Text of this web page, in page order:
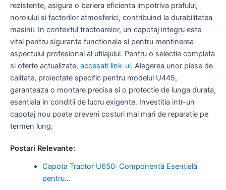
rezistente, asigura o bariera eficienta impotriva prafului,
noroiului si factorilor atmosferici, contribuind la durabilitatea
masinii. In contextul tractoarelor, un capotaj integru este
vital pentru siguranta functionala si pentru mentinerea
aspectului profesional al utilajului. Pentru o selectie completa
si oferte actualizate, accesati link-ul. Alegerea unor piese de
calitate, proiectate specific pentru modelul U445,
garanteaza o montare precisa si o protectie de lunga durata,
esentiala in conditii de lucru exigente. Investitia intr-un
capotaj nou poate preveni costuri mai mari de reparatie pe
termen lung.
Postari Relevante:
Capota Tractor U650: Componentă Esențială
pentru…